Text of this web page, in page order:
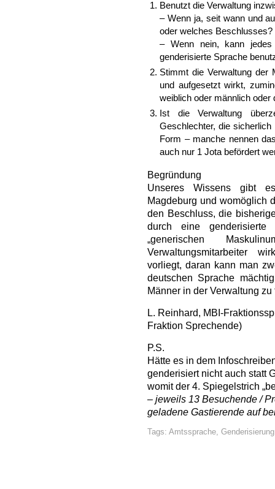
Benutzt die Verwaltung
– Wenn ja, seit wann und
oder welches Beschlusses?
– Wenn nein, kann
genderisierte Sprache
Stimmt die Verwaltung der
und aufgesetzt wirkt,
weiblich oder männlich oder
Ist die Verwaltung
Geschlechter, die
Form – manche nennen
auch nur 1 Jota befördert
Begründung
Unseres Wissens gibt
Magdeburg und womöglich
den Beschluss, die
durch eine
„generischen
Verwaltungsmitarbeiter
vorliegt, daran kann man
deutschen Sprache
Männer in der Verwaltung
L. Reinhard, MBI-
Fraktion Sprechende)
P.S.
Hätte es in dem
genderisiert nicht auch statt
womit der 4. Spiegelstrich
– jeweils 13 Besuchende /
geladene Gastierende auf
Tags: Amtssprache, Genderisierung